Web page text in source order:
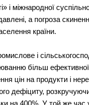
і міжнародної
а погроза
країни.
і
більш
цін на продукти і
дефіциту,
на 400%. У той же